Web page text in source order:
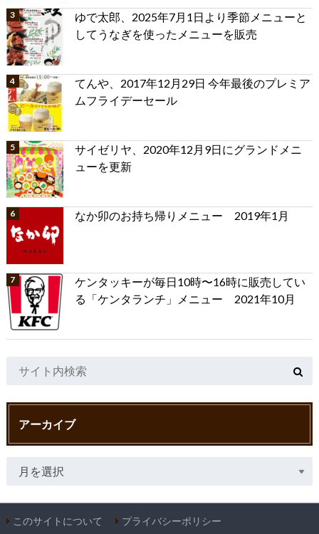
ゆで太郎、2025年7月1日より季節メニューと
してうなぎを使ったメニューを販売
てんや、2017年12月29日 今年最後のプレミア
ムフライデーセール
サイゼリヤ、2020年12月9日にグランドメニ
ューを更新
なか卯のお持ち帰りメニュー 2019年1月
ケンタッキーが毎日10時〜16時に販売してい
る「ケンタランチ」メニュー 2021年10月
アーカイブ
このサイトについて プライバシーポリシー